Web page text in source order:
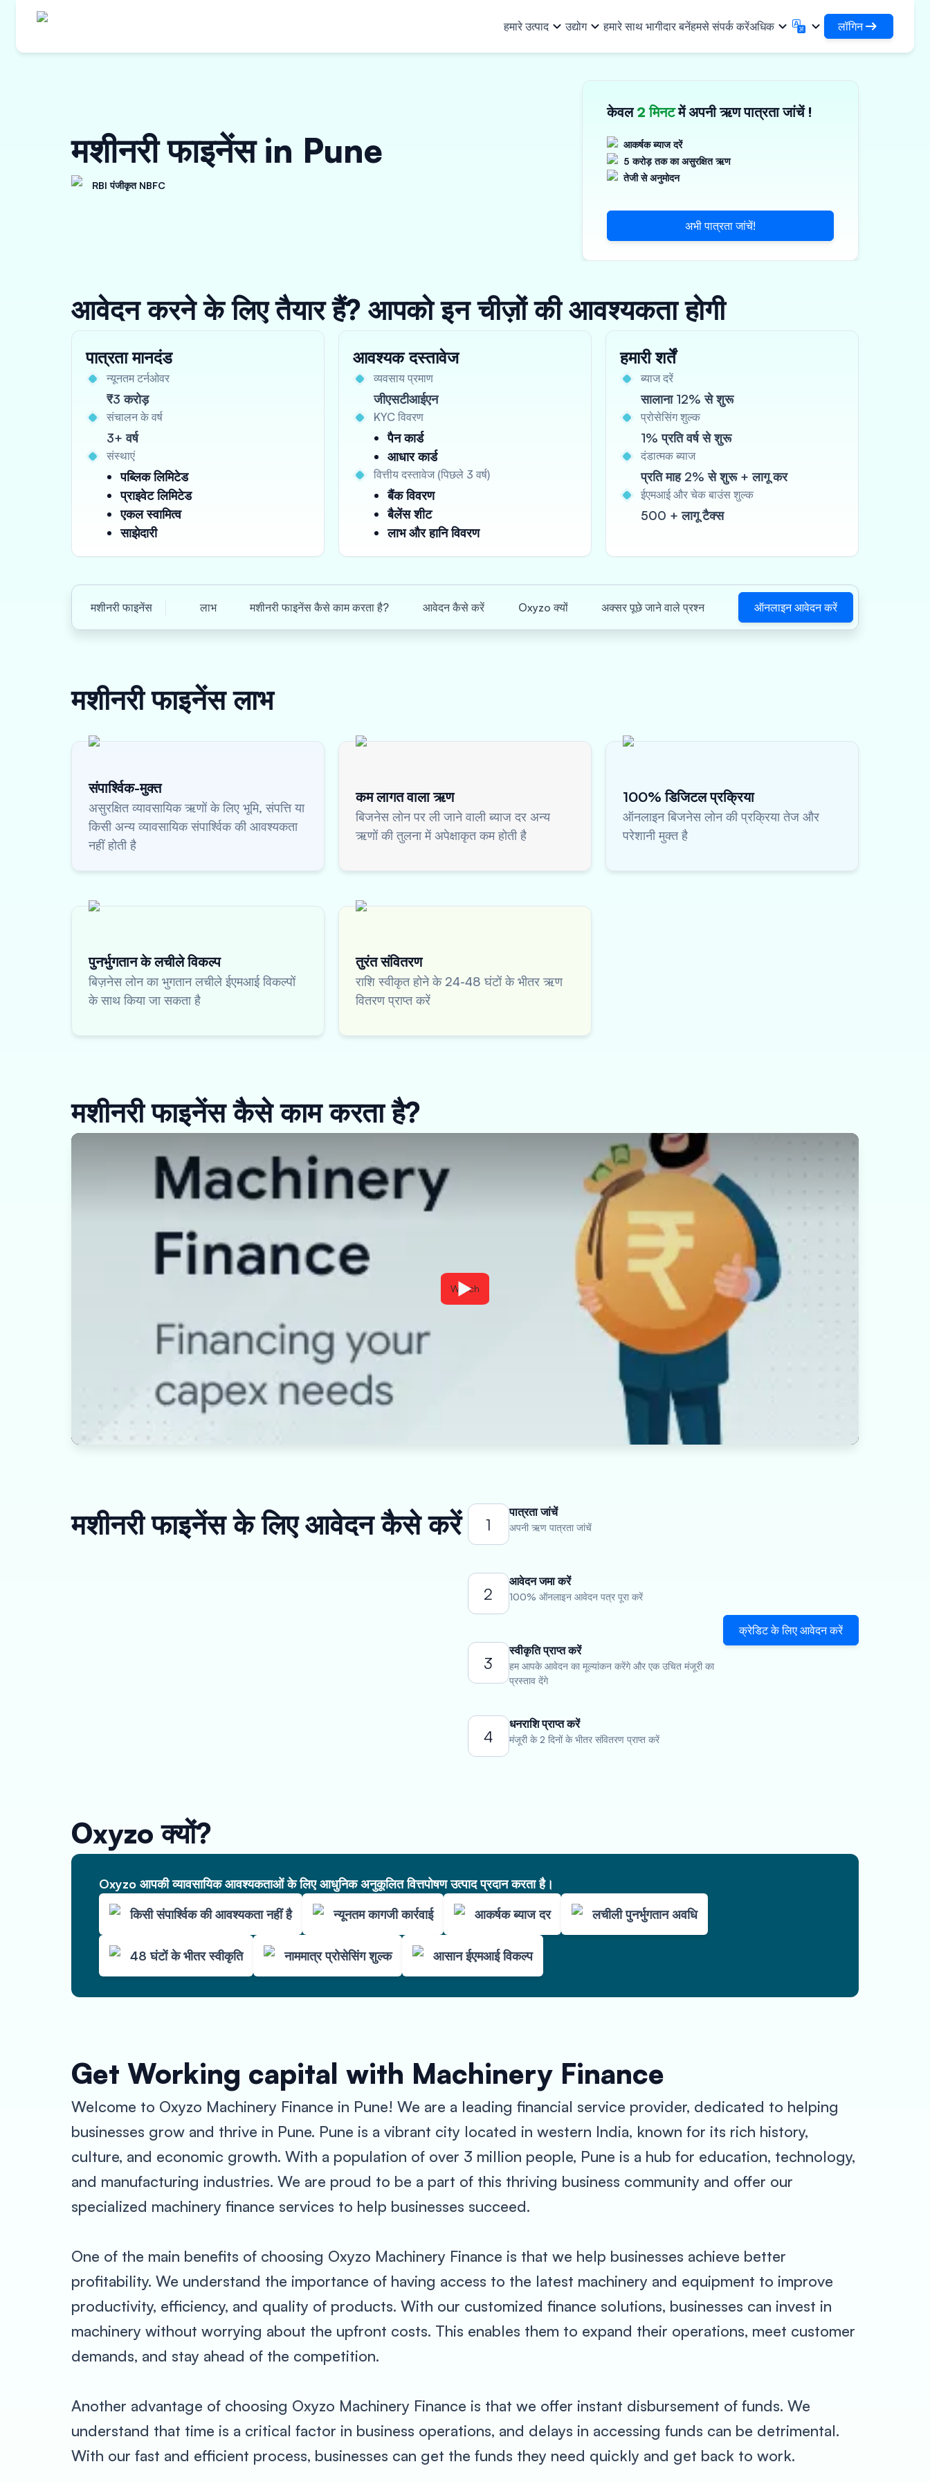
हमारे उत्पाद
वर्क ऑर्डर फाइनेंस
मशीनरी फाइनेंस
संपत्ति पर ऋण
उद्योग
बुनियादी ढांचा
लॉजिस्टिक्स साझा करें
कागज़, पॉलिमर और औद्योगिक रसायन
शक्ति, सौर और लघु उपकरण
सूक्ष्म उद्यम
हमारे साथ भागीदार बनेंहमसे संपर्क करेंअधिक
हिन्दी
✓
தமிழ்
Tamil
తెలుగు
Telugu
বাংলা
മലയാളം
लॉगिन
DSA के रूप में लॉगिन करें
मशीनरी फाइनेंस in Pune
RBI पंजीकृत NBFC
केवल2 मिनटमें अपनी ऋण पात्रता जांचें !
आकर्षक ब्याज दरें
5 करोड़ तक का असुरक्षित ऋण
तेजी से अनुमोदन
अभी पात्रता जांचें!
आवेदन करने के लिए तैयार हैं? आपको इन चीज़ों की आवश्यकता होगी
पात्रता मानदंड
न्यूनतम टर्नओवर
₹3 करोड़
संचालन के वर्ष
3+ वर्ष
संस्थाएं
पब्लिक लिमिटेड
प्राइवेट लिमिटेड
एकल स्वामित्व
साझेदारी
आवश्यक दस्तावेज
व्यवसाय प्रमाण
जीएसटीआईएन
KYC विवरण
पैन कार्ड
आधार कार्ड
वित्तीय दस्तावेज (पिछले 3 वर्ष)
बैंक विवरण
बैलेंस शीट
लाभ और हानि विवरण
हमारी शर्तें
ब्याज दरें
सालाना 12% से शुरू
प्रोसेसिंग शुल्क
1% प्रति वर्ष से शुरू
दंडात्मक ब्याज
प्रति माह 2% से शुरू + लागू कर
ईएमआई और चेक बाउंस शुल्क
500 + लागू टैक्स
मशीनरी फाइनेंस लाभ मशीनरी फाइनेंस कैसे काम करता है? आवेदन कैसे करें Oxyzo क्यों अक्सर पूछे जाने वाले प्रश्न ऑनलाइन आवेदन करें
मशीनरी फाइनेंसलाभ
संपार्श्विक-मुक्त
असुरक्षित व्यावसायिक ऋणों के लिए भूमि, संपत्ति या
किसी अन्य व्यावसायिक संपार्श्विक की आवश्यकता
नहीं होती है
कम लागत वाला ऋण
बिजनेस लोन पर ली जाने वाली ब्याज दर अन्य
ऋणों की तुलना में अपेक्षाकृत कम होती है
100% डिजिटल प्रक्रिया
ऑनलाइन बिजनेस लोन की प्रक्रिया तेज और
परेशानी मुक्त है
पुनर्भुगतान के लचीले विकल्प
बिज़नेस लोन का भुगतान लचीले ईएमआई विकल्पों
के साथ किया जा सकता है
तुरंत संवितरण
राशि स्वीकृत होने के 24-48 घंटों के भीतर ऋण
वितरण प्राप्त करें
मशीनरी फाइनेंस कैसे काम करता है?
Watch
मशीनरी फाइनेंस के लिए आवेदन कैसे करें 1
पात्रता जांचें
अपनी ऋण पात्रता जांचें
2
आवेदन जमा करें
100% ऑनलाइन आवेदन पत्र पूरा करें
3
स्वीकृति प्राप्त करें
हम आपके आवेदन का मूल्यांकन करेंगे और एक उचित मंजूरी का
प्रस्ताव देंगे
4
धनराशि प्राप्त करें
मंजूरी के 2 दिनों के भीतर संवितरण प्राप्त करें
क्रेडिट के लिए आवेदन करें
Oxyzo क्यों?
Oxyzo आपकी व्यावसायिक आवश्यकताओं के लिए आधुनिक अनुकूलित वित्तपोषण उत्पाद प्रदान करता है।
किसी संपार्श्विक की आवश्यकता नहीं है
न्यूनतम कागजी कार्रवाई आकर्षक ब्याज दर लचीली पुनर्भुगतान अवधि
48 घंटों के भीतर स्वीकृति नाममात्र प्रोसेसिंग शुल्क आसान ईएमआई विकल्प
Get Working capital with Machinery Finance
Welcome to Oxyzo Machinery Finance in Pune! We are a leading financial service provider, dedicated to helping
businesses grow and thrive in Pune. Pune is a vibrant city located in western India, known for its rich history,
culture, and economic growth. With a population of over 3 million people, Pune is a hub for education, technology,
and manufacturing industries. We are proud to be a part of this thriving business community and offer our
specialized machinery finance services to help businesses succeed.
One of the main benefits of choosing Oxyzo Machinery Finance is that we help businesses achieve better
profitability. We understand the importance of having access to the latest machinery and equipment to improve
productivity, efficiency, and quality of products. With our customized finance solutions, businesses can invest in
machinery without worrying about the upfront costs. This enables them to expand their operations, meet customer
demands, and stay ahead of the competition.
Another advantage of choosing Oxyzo Machinery Finance is that we offer instant disbursement of funds. We
understand that time is a critical factor in business operations, and delays in accessing funds can be detrimental.
With our fast and efficient process, businesses can get the funds they need quickly and get back to work.